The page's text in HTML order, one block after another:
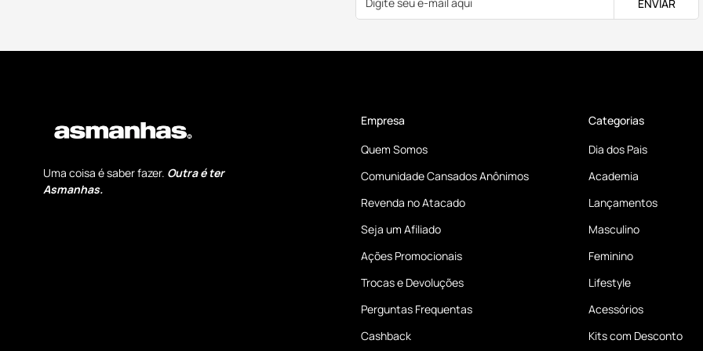
ENVIAR
Uma coisa é saber fazer. Outra é ter
Asmanhas.
Empresa
Quem Somos
Comunidade Cansados Anônimos
Revenda no Atacado
Seja um Afiliado
Ações Promocionais
Trocas e Devoluções
Perguntas Frequentas
Cashback
Categorias
Dia dos Pais
Academia
Lançamentos
Masculino
Feminino
Lifestyle
Acessórios
Kits com Desconto